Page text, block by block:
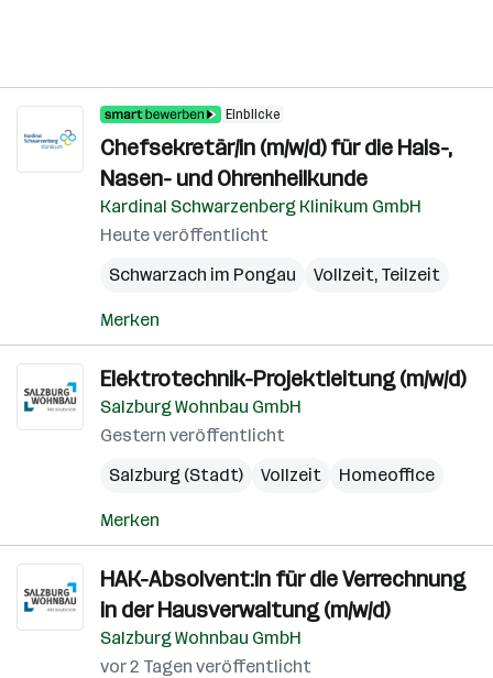
Einblicke
Chefsekretär/in (m/w/d) für die Hals-,
Nasen- und Ohrenheilkunde
Kardinal Schwarzenberg Klinikum GmbH
Heute veröffentlicht
Schwarzach im Pongau
Vollzeit, Teilzeit
Merken
Elektrotechnik-Projektleitung (m/w/d)
Salzburg Wohnbau GmbH
Gestern veröffentlicht
Salzburg (Stadt)
Vollzeit Homeoffice
Merken
HAK-Absolvent:in für die Verrechnung
in der Hausverwaltung (m/w/d)
Salzburg Wohnbau GmbH
vor 2 Tagen veröffentlicht